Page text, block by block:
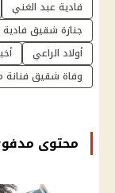
فادية عبد الغني
جنازة شقيق
أولاد الراعي
وفاة شقيق فنانة
محتوى